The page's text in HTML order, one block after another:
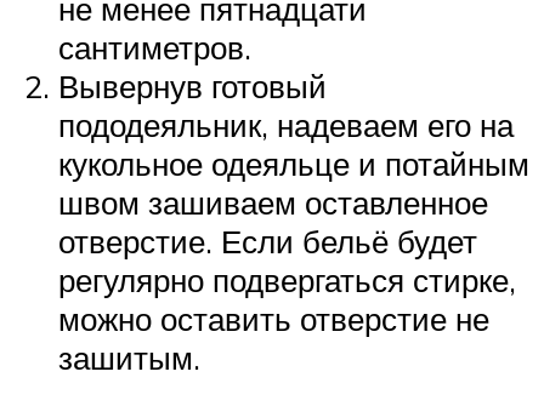
не менее пятнадцати
сантиметров.
Вывернув готовый
пододеяльник, надеваем его на
кукольное одеяльце и потайным
швом зашиваем оставленное
отверстие. Если бельё будет
регулярно подвергаться стирке,
можно оставить отверстие не
зашитым.